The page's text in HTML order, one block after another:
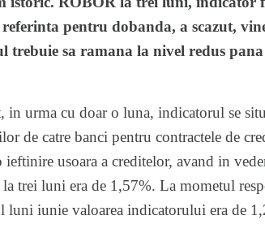
pentru dobanda, a scazut,
trebuie sa ramana la nivel redus
in urma cu doar o luna, indicatorul se
de catre banci pentru contractele de
usoara a creditelor, avand in
trei luni era de 1,57%. La mometul
luni iunie valoarea indicatorului era de